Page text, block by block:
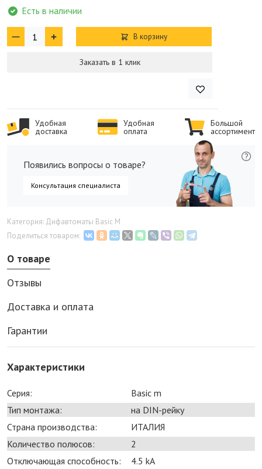
Есть в наличии
В корзину
Заказать в 1 клик
Удобная
доставка
Удобная
оплата
Большой
ассортимент
Появились вопросы о товаре?
Консультация специалиста
Категория: Дифавтоматы Basic M
Поделиться товаром:
О товаре
Отзывы
Доставка и оплата
Гарантии
Характеристики
Серия:
Basic m
Тип монтажа:
на DIN-рейку
Страна производства:
ИТАЛИЯ
Количество полюсов:
2
Отключающая способность:
4.5 kA